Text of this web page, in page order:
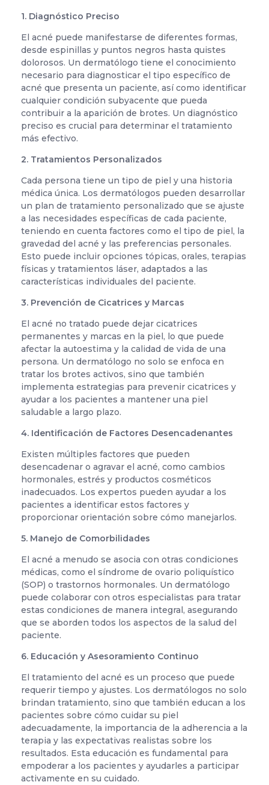
1. Diagnóstico Preciso
El acné puede manifestarse de diferentes formas,
desde espinillas y puntos negros hasta quistes
dolorosos. Un dermatólogo tiene el conocimiento
necesario para diagnosticar el tipo específico de
acné que presenta un paciente, así como identificar
cualquier condición subyacente que pueda
contribuir a la aparición de brotes. Un diagnóstico
preciso es crucial para determinar el tratamiento
más efectivo.
2. Tratamientos Personalizados
Cada persona tiene un tipo de piel y una historia
médica única. Los dermatólogos pueden desarrollar
un plan de tratamiento personalizado que se ajuste
a las necesidades específicas de cada paciente,
teniendo en cuenta factores como el tipo de piel, la
gravedad del acné y las preferencias personales.
Esto puede incluir opciones tópicas, orales, terapias
físicas y tratamientos láser, adaptados a las
características individuales del paciente.
3. Prevención de Cicatrices y Marcas
El acné no tratado puede dejar cicatrices
permanentes y marcas en la piel, lo que puede
afectar la autoestima y la calidad de vida de una
persona. Un dermatólogo no solo se enfoca en
tratar los brotes activos, sino que también
implementa estrategias para prevenir cicatrices y
ayudar a los pacientes a mantener una piel
saludable a largo plazo.
4. Identificación de Factores Desencadenantes
Existen múltiples factores que pueden
desencadenar o agravar el acné, como cambios
hormonales, estrés y productos cosméticos
inadecuados. Los expertos pueden ayudar a los
pacientes a identificar estos factores y
proporcionar orientación sobre cómo manejarlos.
5. Manejo de Comorbilidades
El acné a menudo se asocia con otras condiciones
médicas, como el síndrome de ovario poliquístico
(SOP) o trastornos hormonales. Un dermatólogo
puede colaborar con otros especialistas para tratar
estas condiciones de manera integral, asegurando
que se aborden todos los aspectos de la salud del
paciente.
6. Educación y Asesoramiento Continuo
El tratamiento del acné es un proceso que puede
requerir tiempo y ajustes. Los dermatólogos no solo
brindan tratamiento, sino que también educan a los
pacientes sobre cómo cuidar su piel
adecuadamente, la importancia de la adherencia a la
terapia y las expectativas realistas sobre los
resultados. Esta educación es fundamental para
empoderar a los pacientes y ayudarles a participar
activamente en su cuidado.